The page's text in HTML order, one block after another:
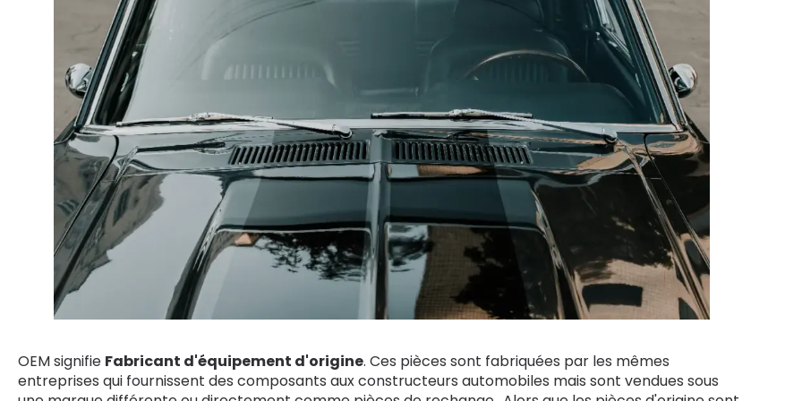
OEM signifie Fabricant d'équipement d'origine. Ces pièces sont fabriquées par les mêmes
entreprises qui fournissent des composants aux constructeurs automobiles mais sont vendues sous